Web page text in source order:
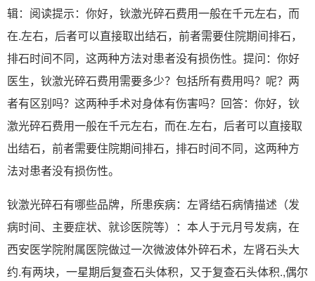
辑：阅读提示：你好，钬激光碎石费用一般在千元左右，而
在.左右，后者可以直接取出结石，前者需要住院期间排石，
排石时间不同，这两种方法对患者没有损伤性。提问：你好
医生，钬激光碎石费用需要多少？包括所有费用吗？呢？两
者有区别吗？这两种手术对身体有伤害吗？回答：你好，钬
激光碎石费用一般在千元左右，而在.左右，后者可以直接取
出结石，前者需要住院期间排石，排石时间不同，这两种方
法对患者没有损伤性。
钬激光碎石有哪些品牌，所患疾病：左肾结石病情描述（发
病时间、主要症状、就诊医院等）：本人于元月号发病，在
西安医学院附属医院做过一次微波体外碎石术，左肾石头大
约.有两块，一星期后复查石头体积，又于复查石头体积.,偶尔